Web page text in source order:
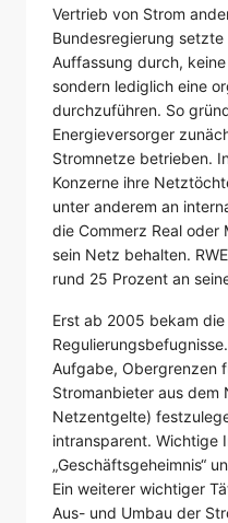
Vertrieb von Strom
Bundesregierung
Auffassung durch,
sondern lediglich eine
durchzuführen. So
Energieversorger
Stromnetze betrieben.
Konzerne ihre
unter anderem an
die Commerz Real oder
sein Netz behalten.
rund 25 Prozent an
Erst ab 2005 bekam
Aufgabe, Obergrenzen
Stromanbieter aus dem
Netzentgelte)
intransparent. Wichtige
„Geschäftsgeheimnis“
Ein weiterer wichtiger
Aus- und Umbau der